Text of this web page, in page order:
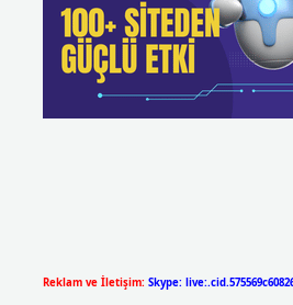
Reklam ve İletişim: Skype: